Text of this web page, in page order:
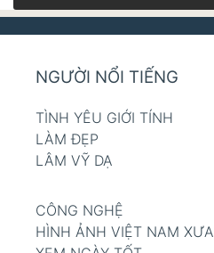
NGƯỜI NỔI TIẾNG
TÌNH YÊU GIỚI TÍNH
LÀM ĐẸP
LÂM VỸ DẠ
CÔNG NGHỆ
HÌNH ẢNH VIỆT NAM XƯA